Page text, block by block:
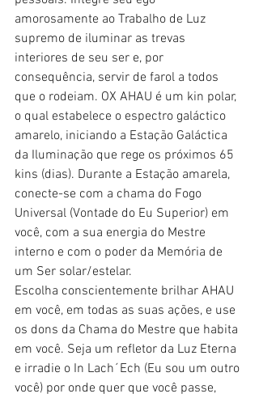
amorosamente ao Trabalho de Luz
supremo de iluminar as trevas
interiores de seu ser e, por
consequência, servir de farol a todos
que o rodeiam. OX AHAU é um kin polar,
o qual estabelece o espectro galáctico
amarelo, iniciando a Estação Galáctica
da Iluminação que rege os próximos 65
kins (dias). Durante a Estação amarela,
conecte-se com a chama do Fogo
Universal (Vontade do Eu Superior) em
você, com a sua energia do Mestre
interno e com o poder da Memória de
um Ser solar/estelar.
Escolha conscientemente brilhar AHAU
em você, em todas as suas ações, e use
os dons da Chama do Mestre que habita
em você. Seja um refletor da Luz Eterna
e irradie o In Lach´Ech (Eu sou um outro
você) por onde quer que você passe,